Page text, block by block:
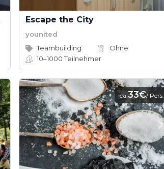
Escape the City
younited
Teambuilding
Ohne
10–1000Teilnehmer
ca.33€/ Pers.